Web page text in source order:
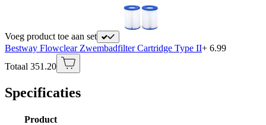
Voeg product toe aan set
Bestway Flowclear Zwembadfilter Cartridge Type II+ 6.99
Totaal 351.20
Specificaties
Product